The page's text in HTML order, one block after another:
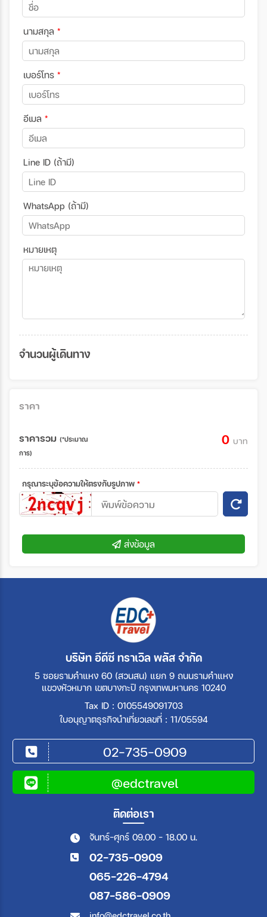
นามสกุล *
เบอร์โทร *
อีเมล *
Line ID (ถ้ามี)
WhatsApp (ถ้ามี)
หมายเหตุ
จำนวนผู้เดินทาง
ราคา
ราคารวม (*ประมาณ
การ)
0 บาท
กรุณาระบุข้อความให้ตรงกับรูปภาพ *
ส่งข้อมูล
บริษัท อีดีซี ทราเวิล พลัส จำกัด
5 ซอยรามคำแหง 60 (สวนสน) แยก 9 ถนนรามคำแหง
แขวงหัวหมาก เขตบางกะปิ กรุงเทพมหานคร 10240
Tax ID : 0105549091703
ใบอนุญาตธุรกิจนำเที่ยวเลขที่ : 11/05594
02-735-0909
@edctravel
ติดต่อเรา
จันทร์-ศุกร์ 09.00 - 18.00 น.
02-735-0909
065-226-4794
087-586-0909